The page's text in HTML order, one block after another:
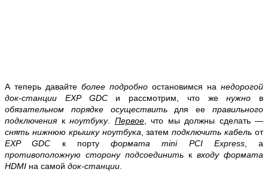
А теперь давайте более подробно остановимся на недорогой
док-станции EXP GDCи рассмотрим, что женужно в
обязательном порядке осуществитьдля ееправильного
подключенияк ноутбуку. Первое, что мы должны сделать —
снять нижнюю крышку ноутбука , затем подключить кабель от
EXP GDC к порту формата mini PCI Express, а
противоположную сторону подсоединить к входу формата
HDMI на самой док-станции